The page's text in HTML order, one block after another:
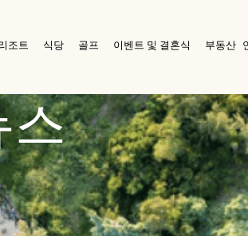
조트 식당 골프 이벤트 및 결혼식 부동산
스